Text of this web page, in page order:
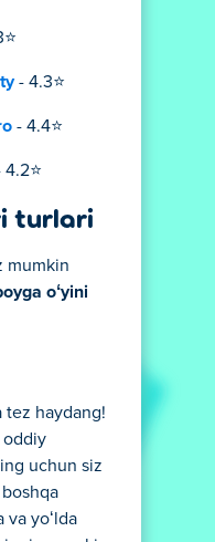
- 4.3⭐
- 4.4⭐
4.2⭐
turlari
mumkin
oʻyini
tez haydang!
oddiy
uchun siz
va yoʻlda